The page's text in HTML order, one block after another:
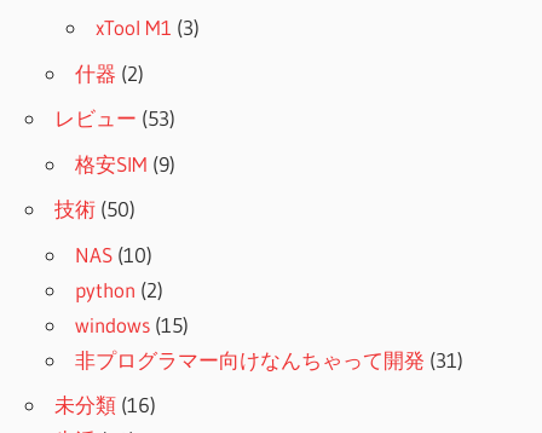
xTool M1 (3)
什器 (2)
レビュー (53)
格安SIM (9)
技術 (50)
NAS (10)
python (2)
windows (15)
非プログラマー向けなんちゃって開発 (31)
未分類 (16)